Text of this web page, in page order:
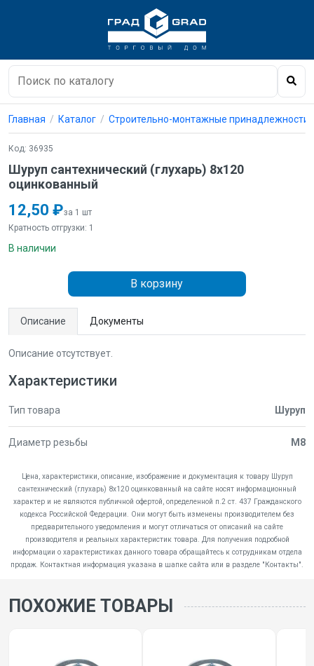
Главная Каталог Строительно-монтажные принадлежности
Код: 36935
Шуруп сантехнический (глухарь) 8х120
оцинкованный
12,50 ₽за 1 шт
Кратность отгрузки: 1
В наличии
В корзину
Описание Документы
Описание отсутствует.
Характеристики
Тип товара Шуруп
Диаметр резьбы М8
Цена, характеристики, описание, изображение и документация к товару Шуруп
сантехнический (глухарь) 8х120 оцинкованный на сайте носят информационный
характер и не являются публичной офертой, определенной п.2 ст. 437 Гражданского
кодекса Российской Федерации. Они могут быть изменены производителем без
предварительного уведомления и могут отличаться от описаний на сайте
производителя и реальных характеристик товара. Для получения подробной
информации о характеристиках данного товара обращайтесь к сотрудникам отдела
продаж. Контактная информация указана в шапке сайта или в разделе "Контакты".
ПОХОЖИЕ ТОВАРЫ